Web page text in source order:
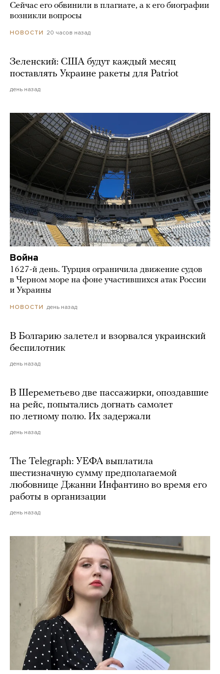
Сейчас его обвинили в плагиате, а к его биографии
возникли вопросы
НОВОСТИ 20 часов назад
Зеленский: США будут каждый месяц
поставлять Украине ракеты для Patriot
день назад
Война
1627-й день. Турция ограничила движение судов
в Черном море на фоне участившихся атак России
и Украины
НОВОСТИ день назад
В Болгарию залетел и взорвался украинский
беспилотник
день назад
В Шереметьево две пассажирки, опоздавшие
на рейс, попытались догнать самолет
по летному полю. Их задержали
день назад
The Telegraph: УЕФА выплатила
шестизначную сумму предполагаемой
любовнице Джанни Инфантино во время его
работы в организации
день назад